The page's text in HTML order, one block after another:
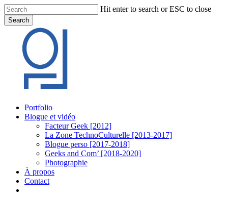
Skip
to
main
content
Hit enter to search or ESC to close
Search
Search
Menu
Portfolio
Blogue et vidéo
Facteur Geek [2012]
La Zone TechnoCulturelle [2013-2017]
Blogue perso [2017-2018]
Geeks and Com’ [2018-2020]
Photographie
À propos
Contact